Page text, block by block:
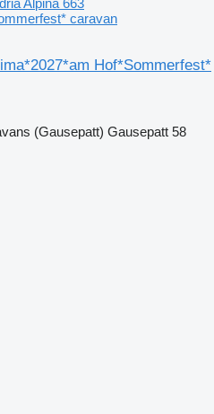
Alpina 663
caravan
Hof*Sommerfest*
(Gausepatt) Gausepatt 58